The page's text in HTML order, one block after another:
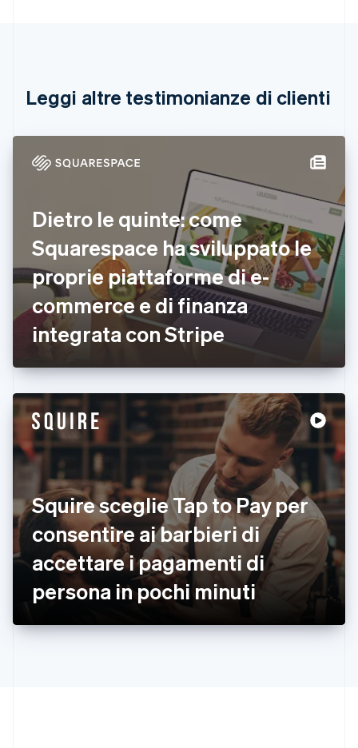
Leggi altre testimonianze di clienti
Dietro le quinte: come
Squarespace ha sviluppato le
proprie piattaforme di e-
commerce e di finanza
integrata con Stripe
Squire sceglie Tap to Pay per
consentire ai barbieri di
accettare i pagamenti di
persona in pochi minuti
English Français
Cina continentale
Cipro
Croazia
English
Emirati Arabi Uniti
English
Estonia
English
Finlandia
English
Francia
Germania
Giappone
日本語English
Gibilterra
English
Grecia
English
India
English
Irlanda
English
Italia
ItalianoEnglish
Lettonia
Liechtenstein